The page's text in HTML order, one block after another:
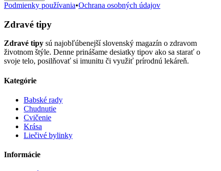
Podmienky používania•Ochrana osobných údajov
Zdravé tipy
Zdravé tipy sú najobľúbenejší slovenský magazín o zdravom
životnom štýle. Denne prinášame desiatky tipov ako sa starať o
svoje telo, posilňovať si imunitu či využiť prírodnú lekáreň.
Kategórie
Babské rady
Chudnutie
Cvičenie
Krása
Liečivé bylinky
Informácie